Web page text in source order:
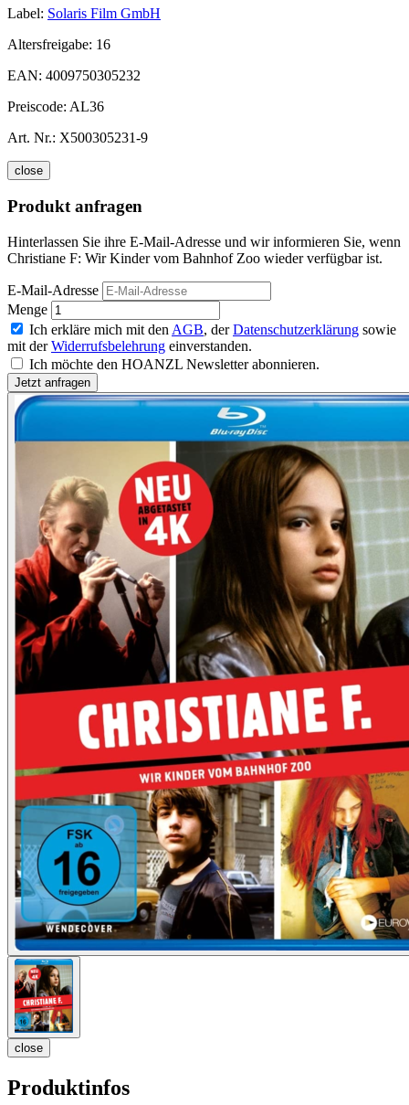
Label: Solaris Film GmbH
Altersfreigabe: 16
EAN: 4009750305232
Preiscode: AL36
Art. Nr.: X500305231-9
close
Produkt anfragen
Hinterlassen Sie ihre E-Mail-Adresse und wir informieren Sie, wenn
Christiane F: Wir Kinder vom Bahnhof Zoo wieder verfügbar ist.
E-Mail-Adresse
Menge
Ich erkläre mich mit den AGB, derDatenschutzerklärung sowie
mit derWiderrufsbelehrung einverstanden.
Ich möchte den HOANZL Newsletter abonnieren.
close
Produktinfos